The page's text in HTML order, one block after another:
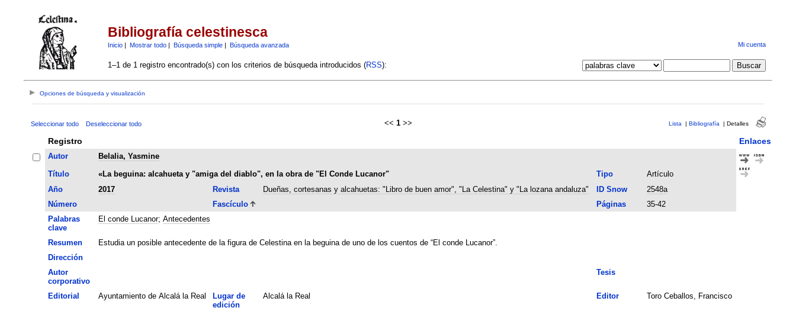
Bibliografía celestinesca
Inicio| Mostrar todo| Búsqueda simple| Búsqueda avanzada Mi cuenta
1–1 de 1 registro encontrado(s) con los criterios de búsqueda introducidos (RSS):
Opciones de búsqueda y visualización
Seleccionar todo Deseleccionar todo << 1 >> Lista | Bibliografía | Detalles
Registro Enlaces
Autor
Belalia, Yasmine
Título
«La beguina: alcahueta y "amiga del diablo", en la obra de "El Conde Lucanor" Tipo
Artículo
Año
2017 Revista Dueñas, cortesanas y alcahuetas: "Libro de buen amor", "La Celestina" y "La lozana andaluza" ID Snow
2548a
Número
Fascículo Páginas
35-42
Palabras
clave
El conde Lucanor; Antecedentes
Resumen
Estudia un posible antecedente de la figura de Celestina en la beguina de uno de los cuentos de “El conde Lucanor”.
Dirección
Autor
corporativo
Tesis
Editorial Ayuntamiento de Alcalá la Real
Lugar de
edición
Alcalá la Real Editor Toro Ceballos, Francisco